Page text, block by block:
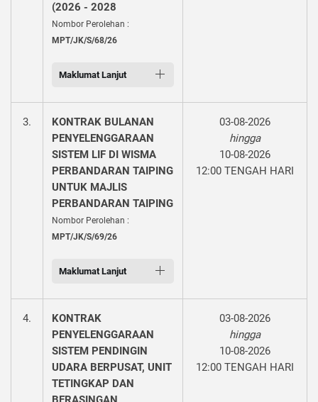
(2026 - 2028
Nombor Perolehan :
MPT/JK/S/68/26
Maklumat Lanjut
3.
KONTRAK BULANAN
PENYELENGGARAAN
SISTEM LIF DI WISMA
PERBANDARAN TAIPING
UNTUK MAJLIS
PERBANDARAN TAIPING
Nombor Perolehan :
MPT/JK/S/69/26
Maklumat Lanjut
03-08-2026
hingga
10-08-2026
12:00 TENGAH HARI
4.
KONTRAK
PENYELENGGARAAN
SISTEM PENDINGIN
UDARA BERPUSAT, UNIT
TETINGKAP DAN
03-08-2026
hingga
10-08-2026
12:00 TENGAH HARI